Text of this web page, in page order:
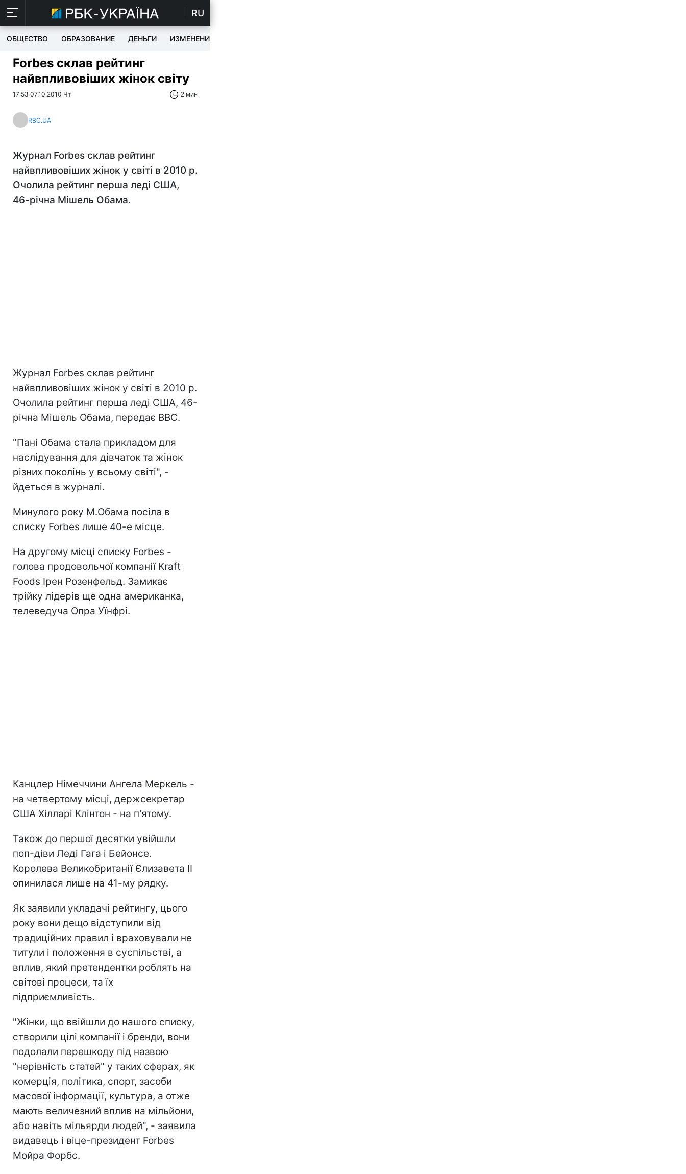
RU
ОБЩЕСТВО ОБРАЗОВАНИЕ ДЕНЬГИ ИЗМЕНЕНИЯ
Forbes склав рейтинг
найвпливовіших жінок світу
17:53 07.10.2010 Чт 2 мин
RBC.UA
Журнал Forbes склав рейтинг
найвпливовіших жінок у світі в 2010 р.
Очолила рейтинг перша леді США,
46-річна Мішель Обама.
Журнал Forbes склав рейтинг
найвпливовіших жінок у світі в 2010 р.
Очолила рейтинг перша леді США, 46-
річна Мішель Обама, передає BBC.
"Пані Обама стала прикладом для
наслідування для дівчаток та жінок
різних поколінь у всьому світі", -
йдеться в журналі.
Минулого року М.Обама посіла в
списку Forbes лише 40-е місце.
На другому місці списку Forbes -
голова продовольчої компанії Kraft
Foods Ірен Розенфельд. Замикає
трійку лідерів ще одна американка,
телеведуча Опра Уїнфрі.
Канцлер Німеччини Ангела Меркель -
на четвертому місці, держсекретар
США Хілларі Клінтон - на п'ятому.
Також до першої десятки увійшли
поп-діви Леді Гага і Бейонсе.
Королева Великобританії Єлизавета II
опинилася лише на 41-му рядку.
Як заявили укладачі рейтингу, цього
року вони дещо відступили від
традиційних правил і враховували не
титули і положення в суспільстві, а
вплив, який претендентки роблять на
світові процеси, та їх
підприємливість.
"Жінки, що ввійшли до нашого списку,
створили цілі компанії і бренди, вони
подолали перешкоду під назвою
"нерівність статей" у таких сферах, як
комерція, політика, спорт, засоби
масової інформації, культура, а отже
мають величезний вплив на мільйони,
або навіть мільярди людей", - заявила
видавець і віце-президент Forbes
Мойра Форбс.